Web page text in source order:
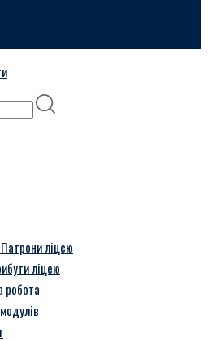
ліцею
ліцею
робота